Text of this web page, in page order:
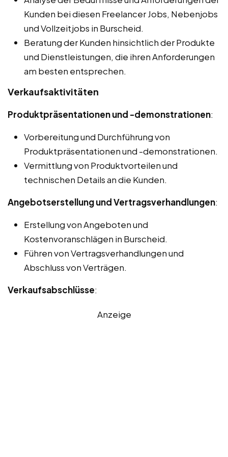
Kunden bei diesen Freelancer Jobs, Nebenjobs
und Vollzeitjobs in Burscheid.
Beratung der Kunden hinsichtlich der Produkte
und Dienstleistungen, die ihren Anforderungen
am besten entsprechen.
Verkaufsaktivitäten
Produktpräsentationen und -demonstrationen:
Vorbereitung und Durchführung von
Produktpräsentationen und -demonstrationen.
Vermittlung von Produktvorteilen und
technischen Details an die Kunden.
Angebotserstellung und Vertragsverhandlungen:
Erstellung von Angeboten und
Kostenvoranschlägen in Burscheid.
Führen von Vertragsverhandlungen und
Abschluss von Verträgen.
Verkaufsabschlüsse:
Anzeige